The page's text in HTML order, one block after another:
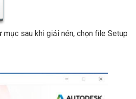
mục sau khi giải nén, chọn file Setup